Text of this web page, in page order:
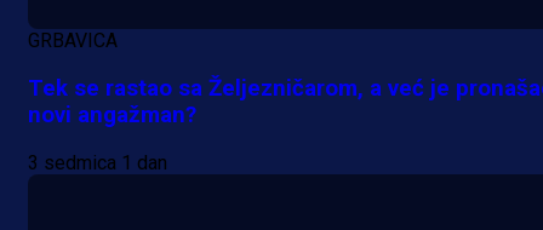
GRBAVICA
Tek se rastao sa Željezničarom, a već je
novi angažman?
3 sedmica 1 dan